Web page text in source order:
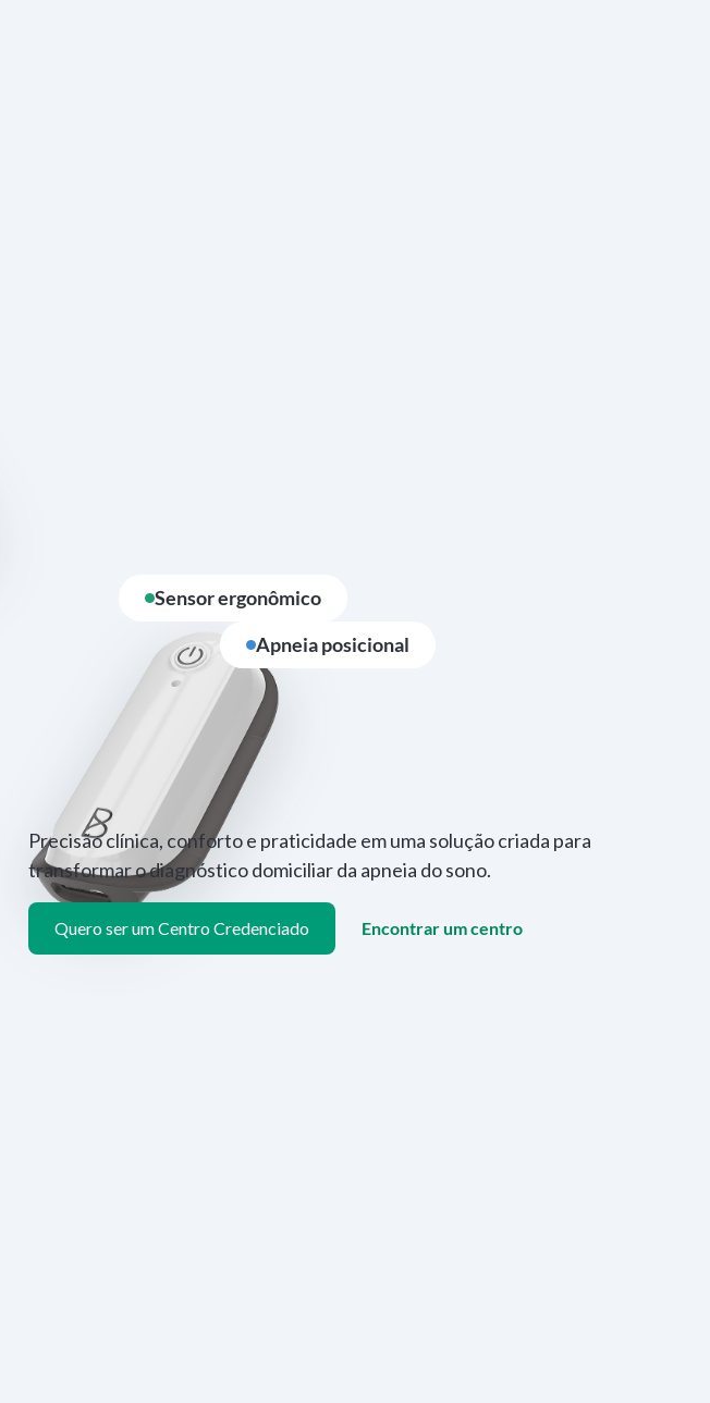
Apneia posicional
Sensor ergonômico
Precisão clínica, conforto e praticidade em uma solução criada para
transformar o diagnóstico domiciliar da apneia do sono.
Quero ser um Centro Credenciado Encontrar um centro